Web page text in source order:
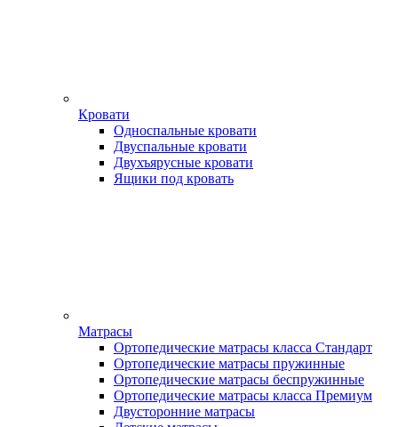
Кровати
Односпальные кровати
Двуспальные кровати
Двухъярусные кровати
Ящики под кровать
Матрасы
Ортопедические матрасы класса Стандарт
Ортопедические матрасы пружинные
Ортопедические матрасы беспружинные
Ортопедические матрасы класса Премиум
Двусторонние матрасы